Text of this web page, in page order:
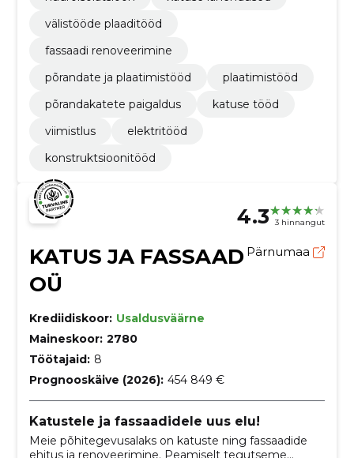
välistööde plaaditööd
fassaadi renoveerimine
põrandate ja plaatimistööd
plaatimistööd
põrandakatete paigaldus
katuse tööd
viimistlus
elektritööd
konstruktsioonitööd
4.3 3 hinnangut
KATUS JA FASSAAD
OÜ
Pärnumaa
Krediidiskoor: Usaldusväärne
Maineskoor: 2780
Töötajaid: 8
Prognooskäive (2026): 454 849 €
Katustele ja fassaadidele uus elu!
Meie põhitegevusalaks on katuste ning fassaadide
ehitus ja renoveerimine. Peamiselt tegutseme